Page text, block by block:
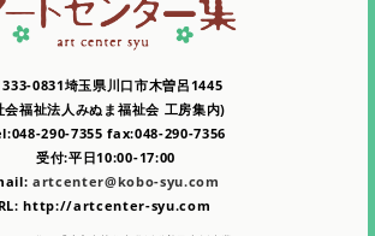
333-0831埼玉県川口市木曽呂1445
会福祉法人みぬま福祉会 工房集内)
290-7355 fax:048-290-7356
受付:平日10:00-17:00
artcenter@kobo-syu.com
http://artcenter-syu.com